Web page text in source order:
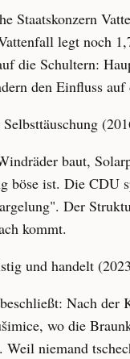
Staatskonzern
legt noch
die Schultern:
den Einfluss
baut,
böse ist. Die
Der
kommt.
und handelt
Nach
wo die
Weil niemand